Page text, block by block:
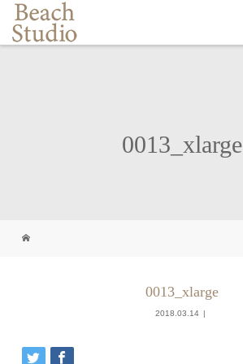
0013_xlarge
0013_xlarge
2018.03.14